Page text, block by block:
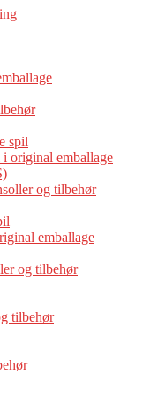
spil
original emballage
og tilbehør
emballage
og tilbehør
tilbehør